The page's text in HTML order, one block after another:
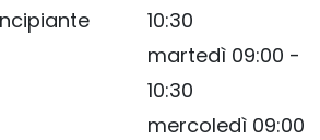
10:30
martedì 09:00 -
10:30
mercoledì 09:00